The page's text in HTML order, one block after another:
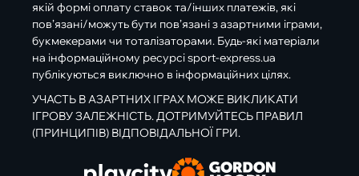
якій формі оплату ставок та/інших платежів, які
пов’язані/можуть бути пов’язані з азартними іграми,
букмекерами чи тоталізаторами. Будь-які матеріали
на інформаційному ресурсі sport-express.ua
публікуються виключно в інформаційних цілях.
УЧАСТЬ В АЗАРТНИХ ІГРАХ МОЖЕ ВИКЛИКАТИ
ІГРОВУ ЗАЛЕЖНІСТЬ. ДОТРИМУЙТЕСЬ ПРАВИЛ
(ПРИНЦИПІВ) ВІДПОВІДАЛЬНОЇ ГРИ.